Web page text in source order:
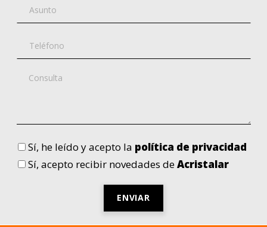
Sí, he leído y acepto la política de privacidad
Sí, acepto recibir novedades deAcristalar